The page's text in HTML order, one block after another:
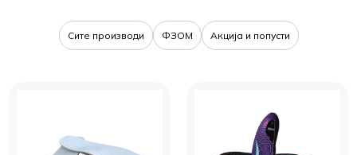
Сите производи ФЗОМ Акција и попусти